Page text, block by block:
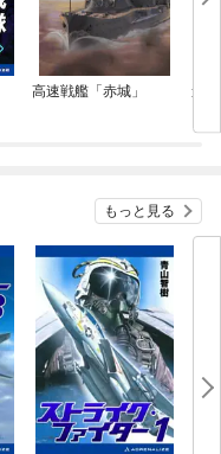
高速戦艦「赤城」 連
もっと見る